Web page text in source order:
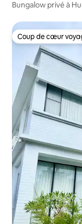
Bungalow privé à
Coup de cœur
Coup de cœur